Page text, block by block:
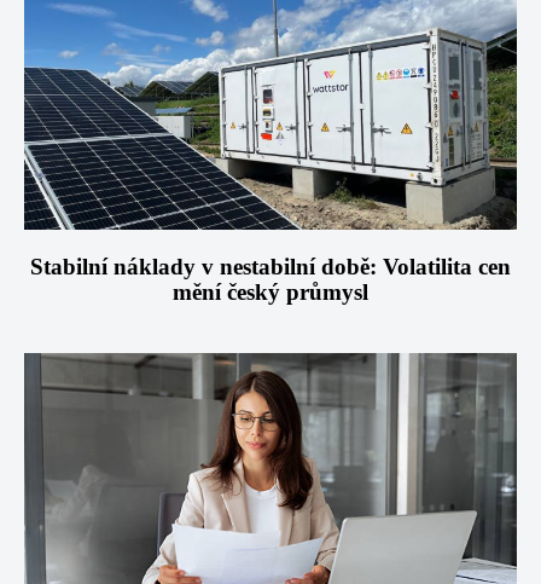
Stabilní náklady v nestabilní době: Volatilita cen
mění český průmysl